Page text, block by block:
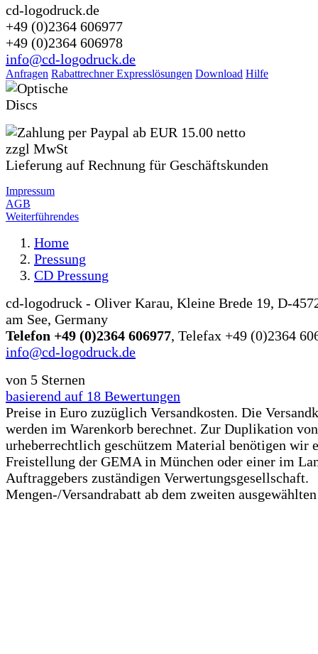
cd-logodruck.de
+49 (0)2364 606977
+49 (0)2364 606978
info@cd-logodruck.de
Anfragen RabattrechnerExpresslösungen Download Hilfe
Lieferung auf Rechnung für Geschäftskunden
Impressum
AGB
Weiterführendes
Home
Pressung
CD Pressung
cd-logodruck - Oliver Karau, Kleine Brede 19, D-
am See, Germany
Telefon +49 (0)2364 606977, Telefax +49 (0)2364
info@cd-logodruck.de
von 5 Sternen
basierend auf 18 Bewertungen
Preise in Euro zuzüglich Versandkosten. Die
werden im Warenkorb berechnet. Zur Duplikation von
urheberrechtlich geschützem Material benötigen wir
Freistellung der GEMA in München oder einer im
Auftraggebers zuständigen Verwertungsgesellschaft.
Mengen-/Versandrabatt ab dem zweiten